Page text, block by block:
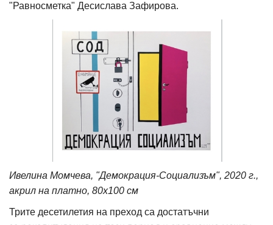
"Равносметка" Десислава Зафирова.
Ивелина Момчева, "Демокрация-Социализъм", 2020 г.,
акрил на платно, 80х100 см
Трите десетилетия на преход са достатъчни